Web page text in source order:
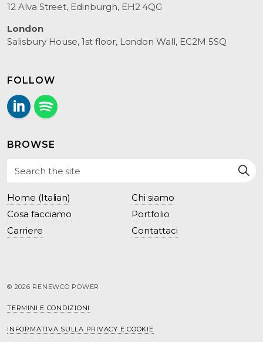
12 Alva Street, Edinburgh, EH2 4QG
London
Salisbury House, 1st floor, London Wall, EC2M 5SQ
FOLLOW
BROWSE
Home (Italian)
Chi siamo
Cosa facciamo
Portfolio
Carriere
Contattaci
© 2026 RENEWCO POWER
TERMINI E CONDIZIONI
INFORMATIVA SULLA PRIVACY E COOKIE